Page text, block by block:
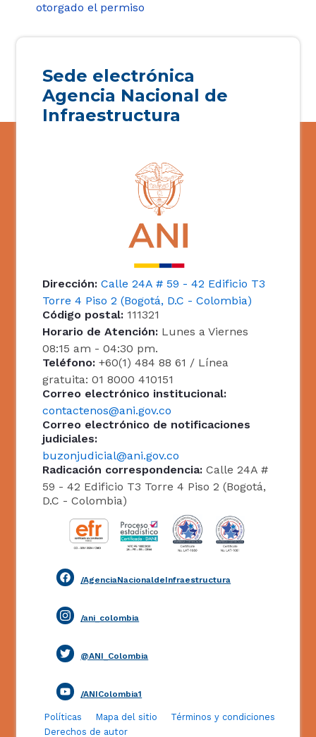
otorgado el permiso
Sede electrónica
Agencia Nacional de
Infraestructura
Dirección: Calle 24A # 59 - 42 Edificio T3
Torre 4 Piso 2 (Bogotá, D.C - Colombia)
Código postal: 111321
Horario de Atención: Lunes a Viernes
08:15 am - 04:30 pm.
Teléfono: +60(1) 484 88 61 / Línea
gratuita: 01 8000 410151
Correo electrónico institucional:
contactenos@ani.gov.co
Correo electrónico de notificaciones
judiciales:
buzonjudicial@ani.gov.co
Radicación correspondencia: Calle 24A #
59 - 42 Edificio T3 Torre 4 Piso 2 (Bogotá,
D.C - Colombia)
/AgenciaNacionaldeInfraestructura
/ani_colombia
@ANI_Colombia
/ANIColombia1
Políticas Mapa del sitio
Términos y condiciones
Derechos de autor